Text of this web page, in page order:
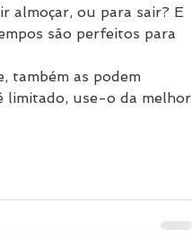
almoçar, ou para sair? E
são perfeitos para
também as podem
limitado, use-o da melhor